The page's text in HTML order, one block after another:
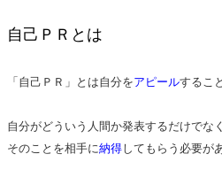
自己ＰＲとは
「自己ＰＲ」とは自分をアピールするこ
自分がどういう人間か発表するだけでなく
そのことを相手に納得してもらう必要が